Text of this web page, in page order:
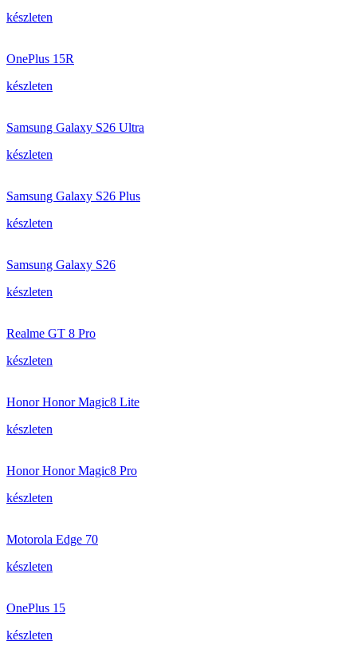
készleten
OnePlus 15R
készleten
Samsung Galaxy S26 Ultra
készleten
Samsung Galaxy S26 Plus
készleten
Samsung Galaxy S26
készleten
Realme GT 8 Pro
készleten
Honor Honor Magic8 Lite
készleten
Honor Honor Magic8 Pro
készleten
Motorola Edge 70
készleten
OnePlus 15
készleten